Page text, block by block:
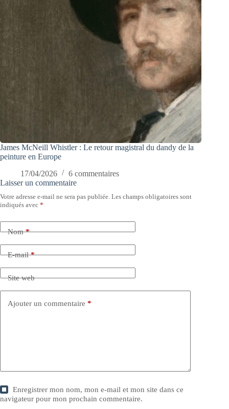
James McNeill Whistler : Le retour magistral du dandy de la
peinture en Europe
17/04/2026
6 commentaires
Laisser un commentaire
Votre adresse e-mail ne sera pas publiée. Les champs obligatoires sont
indiqués avec *
Nom*
E-mail*
Site web
Ajouter un commentaire *
Enregistrer mon nom, mon e-mail et mon site dans ce
navigateur pour mon prochain commentaire.